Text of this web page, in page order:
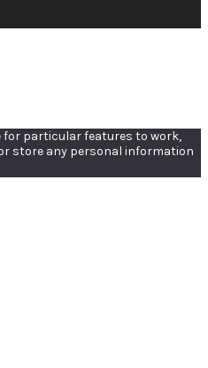
for particular features to work,
store any personal information